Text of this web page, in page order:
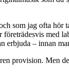
som jag ofta
med
erbjuda – innan
provision. Men